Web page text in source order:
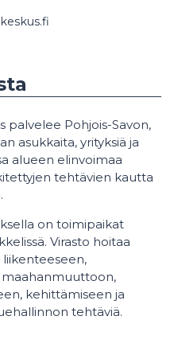
palvelee Pohjois-Savon,
asukkaita, yrityksiä ja
alueen elinvoimaa
tehtävien kautta
on toimipaikat
Virasto hoitaa
maahanmuuttoon,
kehittämiseen ja
tehtäviä.